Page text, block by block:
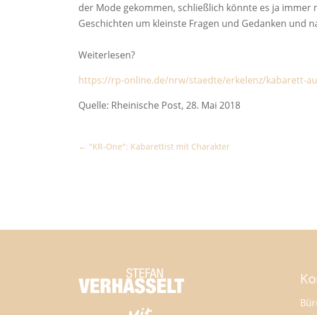
der Mode gekommen, schließlich könnte es ja
Geschichten um kleinste Fragen und Gedanken und
Weiterlesen?
https://rp-online.de/nrw/staedte/erkelenz/kabarett-
Quelle: Rheinische Post, 28. Mai 2018
"KR-One": Kabarettist mit Charakter